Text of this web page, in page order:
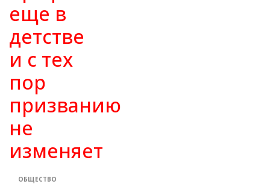
еще в
детстве
и с тех
пор
призванию
не
изменяет
ОБЩЕСТВО